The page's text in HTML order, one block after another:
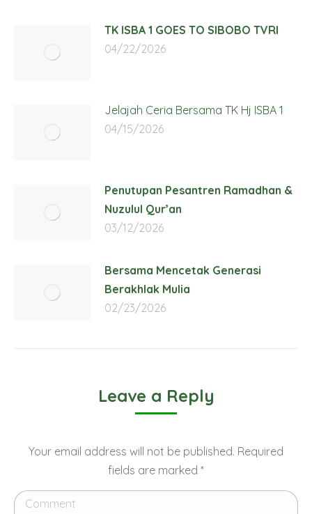
TK ISBA 1 GOES TO SIBOBO TVRI
04/22/2026
Jelajah Ceria Bersama TK Hj ISBA 1
04/15/2026
Penutupan Pesantren Ramadhan &
Nuzulul Qur’an
03/12/2026
Bersama Mencetak Generasi
Berakhlak Mulia
02/23/2026
Leave a Reply
Your email address will not be published. Required
fields are marked *
Comment